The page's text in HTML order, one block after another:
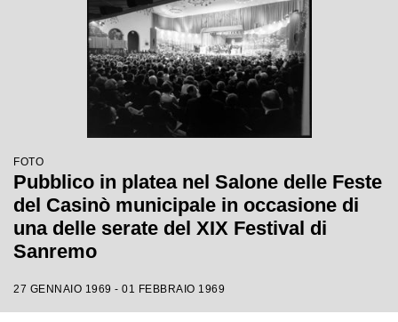
FOTO
Pubblico in platea nel Salone delle Feste
del Casinò municipale in occasione di
una delle serate del XIX Festival di
Sanremo
27 GENNAIO 1969 - 01 FEBBRAIO 1969